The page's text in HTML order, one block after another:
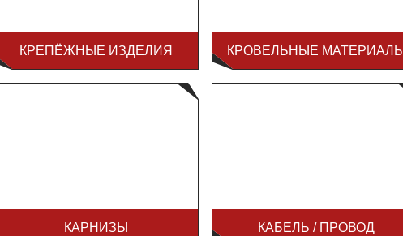
КРЕПЁЖНЫЕ ИЗДЕЛИЯ КРОВЕЛЬНЫЕ МАТЕРИАЛЫ
КАРНИЗЫ КАБЕЛЬ / ПРОВОД